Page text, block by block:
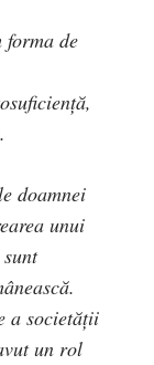
forma de
doamnei
unui
a societăţii
un rol